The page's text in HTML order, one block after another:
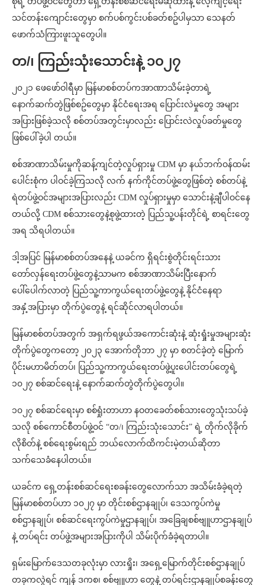
သင်တန်းကျောင်းတွေမှာ စက်ပစ်ကွင်းပစ်ခတ်စဥ်ပါမှသာ သေနတ်
ဖောက်သံကြားဖူးသူတွေပါ။
တ/၊ ကြည်းသုံးသောင်းနဲ့ ၁၀၂၇
၂၀၂၁ ဖေဖော်ဝါရီမှာ မြန်မာစစ်တပ်ကအာဏာသိမ်းခဲ့တာရဲ့
နောက်ဆက်တွဲဖြစ်စဥ်တွေမှာ နိုင်ငံရေးအရ ပြောင်းလဲမှုတွေ အများ
အပြားဖြစ်ခဲ့သလို စစ်တပ်အတွင်းမှာလည်း ပြောင်းလဲလှုပ်ခတ်မှုတွေ
ဖြစ်ပေါ်ခဲ့ပါ တယ်။
စစ်အာဏာသိမ်းမှုကိုဆန့်ကျင်တဲ့လှုပ်ရှားမှု CDM မှာ နယ်ဘက်ဝန်ထမ်း
ပေါင်းစုံက ပါဝင်ခဲ့ကြသလို လက် နက်ကိုင်တပ်ဖွဲ့တွေဖြစ်တဲ့ စစ်တပ်နဲ့
ရဲတပ်ဖွဲ့ဝင်အများအပြားလည်း CDM လှုပ်ရှားမှုမှာ သောင်းနဲ့ချီပါဝင်နေ
တယ်လို့ CDM စစ်သားတွေနဲ့စုဖွဲ့ထားတဲ့ ပြည်သူ့ပန်းတိုင်ရဲ့ စာရင်းတွေ
အရ သိရပါတယ်။
ဒါ့အပြင် မြန်မာစစ်တပ်အနေနဲ့ ယခင်က ရှိရင်းစွဲတိုင်းရင်းသား
တော်လှန်ရေးတပ်ဖွဲ့တွေနဲ့သာမက စစ်အာဏာသိမ်းပြီးနောက်
ပေါ်ပေါက်လာတဲ့ ပြည်သူ့ကာကွယ်ရေးတပ်ဖွဲ့တွေနဲ့ နိုင်ငံနေရာ
အနှံ့အပြားမှာ တိုက်ပွဲတွေနဲ့ ရင်ဆိုင်လာရပါတယ်။
မြန်မာစစ်တပ်အတွက် အရှက်ရဖွယ်အကောင်းဆုံးနဲ့ ဆုံးရှုံးမှုအများဆုံး
တိုက်ပွဲတွေကတော့ ၂၀၂၃ အောက်တိုဘာ ၂၇ မှာ စတင်ခဲ့တဲ့ မြောက်
ပိုင်းမဟာမိတ်တပ်၊ ပြည်သူ့ကာကွယ်ရေးတပ်ဖွဲ့ပူးပေါင်းတပ်တွေရဲ့
၁၀၂၇ စစ်ဆင်ရေးနဲ့ နောက်ဆက်တွဲတိုက်ပွဲတွေပါ။
၁၀၂၇ စစ်ဆင်ရေးမှာ စစ်ရှုံးတာဟာ နဝတခေတ်စစ်သားတွေသုံးသပ်ခဲ့
သလို စစ်ကောင်စီတပ်ဖွဲ့ဝင် “တ/၊ ကြည်းသုံးသောင်း” ရဲ့ တိုက်လိုခိုက်
လိုစိတ်နဲ့ စစ်ရေးစွမ်းရည် ဘယ်လောက်ထိကင်းမဲ့တယ်ဆိုတာ
သက်သေခံနေပါတယ်။
ယခင်က ရှေ့တန်းစစ်ဆင်ရေးစခန်းတွေလောက်သာ အသိမ်းခံခဲ့ရတဲ့
မြန်မာစစ်တပ်ဟာ ၁၀၂၇ မှာ တိုင်းစစ်ဌာနချုပ်၊ ဒေသကွပ်ကဲမှု
စစ်ဌာနချုပ်၊ စစ်ဆင်ရေးကွပ်ကဲမှုဌာနချုပ်၊ အခြေချစစ်ဗျူဟာဌာနချုပ်
နဲ့ တပ်ရင်း တပ်ဖွဲ့အများအပြားကိုပါ သိမ်းပိုက်ခံခဲ့ရတာပါ။
ရှမ်းမြောက်ဒေသတခုလုံးမှာ လားရှိုး၊ အရှေ့မြောက်တိုင်းစစ်ဌာနချုပ်
တခုကလွဲရင် ကျန် ဒကစ၊ စစ်ဗျူဟာ တွေနဲ့ တပ်ရင်းဌာနချုပ်စခန်းတွေ